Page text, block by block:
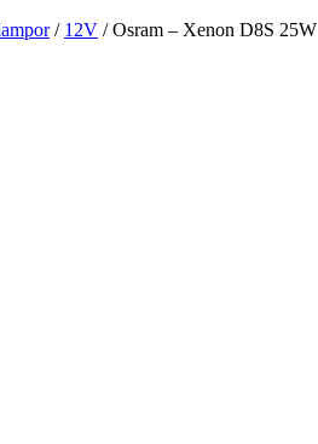
/ 12V / Osram – Xenon D8S 25W